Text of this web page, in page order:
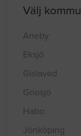
Välj
Aneby
Eksjö
Gislaved
Gnosjö
Habo
Jönköping